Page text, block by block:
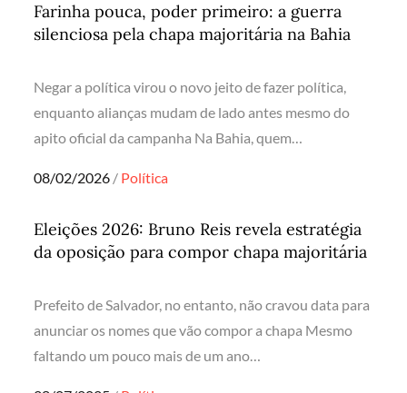
Farinha pouca, poder primeiro: a guerra
silenciosa pela chapa majoritária na Bahia
Negar a política virou o novo jeito de fazer política,
enquanto alianças mudam de lado antes mesmo do
apito oficial da campanha Na Bahia, quem…
Posted
08/02/2026 Política
Eleições 2026: Bruno Reis revela estratégia
da oposição para compor chapa majoritária
Prefeito de Salvador, no entanto, não cravou data para
anunciar os nomes que vão compor a chapa Mesmo
faltando um pouco mais de um ano…